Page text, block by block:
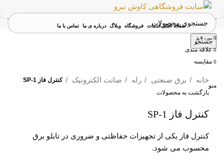
جستجو
صفحه اصلیخدمات فروشگاه وبلاگ درباره ی ما تماس با ما
0 مورد 0 ﷼
0 علاقه مندی
0 مقايسه
منو
خانه برق صنعتی رله صانت الکترونیک
کنترل فاز SP-1
بازگشت به محصولات
کنترل فاز SP-1
کنترل فاز یکی از تجهیزات حفاظتی و ضروری در تابلو برق
محسوب می شود.